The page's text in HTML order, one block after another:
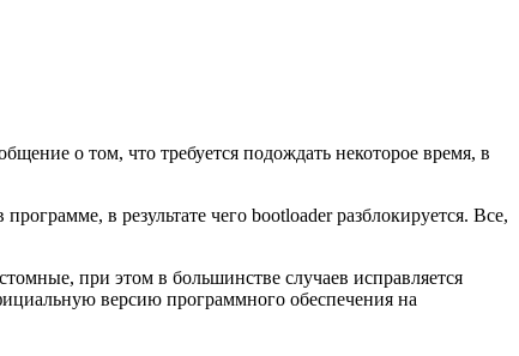
о том, что требуется подождать некоторое время, в
в результате чего bootloader разблокируется. Все,
при этом в большинстве случаев исправляется
версию программного обеспечения на